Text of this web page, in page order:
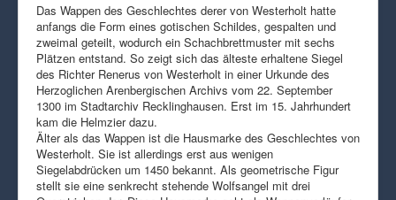
Das Wappen des Geschlechtes derer von Westerholt hatte
anfangs die Form eines gotischen Schildes, gespalten und
zweimal geteilt, wodurch ein Schachbrettmuster mit sechs
Plätzen entstand. So zeigt sich das älteste erhaltene Siegel
des Richter Renerus von Westerholt in einer Urkunde des
Herzoglichen Arenbergischen Archivs vom 22. September
1300 im Stadtarchiv Recklinghausen. Erst im 15. Jahrhundert
kam die Helmzier dazu.
Älter als das Wappen ist die Hausmarke des Geschlechtes von
Westerholt. Sie ist allerdings erst aus wenigen
Siegelabdrücken um 1450 bekannt. Als geometrische Figur
stellt sie eine senkrecht stehende Wolfsangel mit drei